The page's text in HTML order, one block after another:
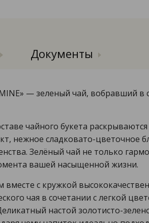
Документы
— зеленый чай,
чайного букета
нежное сладковато-цветочное
Зелёный чай не только
вашей насыщенной жизни.
с кружкой
чая в сочетании с легкой
настой золотисто-